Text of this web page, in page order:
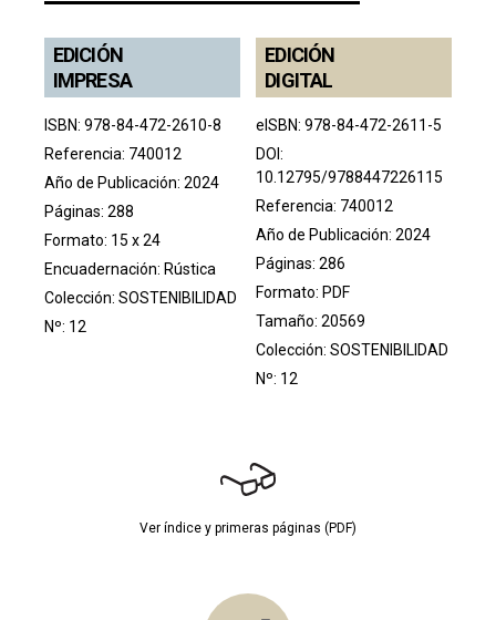
EDICIÓN
IMPRESA
ISBN: 978-84-472-2610-8
Referencia: 740012
Año de Publicación: 2024
Páginas: 288
Formato: 15 x 24
Encuadernación: Rústica
Colección: SOSTENIBILIDAD
Nº: 12
EDICIÓN
DIGITAL
eISBN: 978-84-472-2611-5
DOI:
10.12795/9788447226115
Referencia: 740012
Año de Publicación: 2024
Páginas: 286
Formato: PDF
Tamaño: 20569
Colección:SOSTENIBILIDAD
Nº: 12
Ver índice y primeras páginas (PDF)